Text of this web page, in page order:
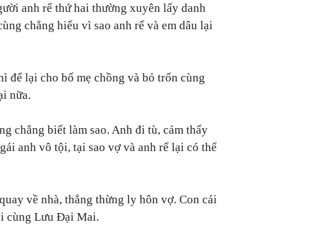
anh rể thứ hai thường xuyên lấy danh
chẳng hiểu vì sao anh rể và em dâu lại
để lại cho bố mẹ chồng và bỏ trốn cùng
nữa.
chẳng biết làm sao. Anh đi tù, cảm thấy
anh vô tội, tại sao vợ và anh rể lại có thể
về nhà, thẳng thừng ly hôn vợ. Con cái
cùng Lưu Đại Mai.